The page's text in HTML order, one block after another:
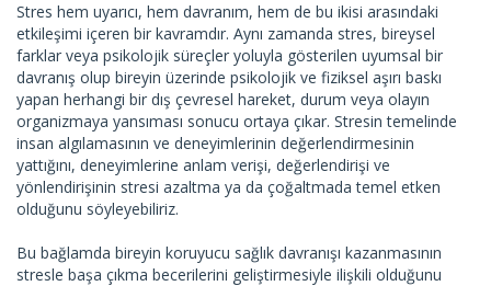
Stres hem uyarıcı, hem davranım, hem de bu ikisi arasındaki
etkileşimi içeren bir kavramdır. Aynı zamanda stres, bireysel
farklar veya psikolojik süreçler yoluyla gösterilen uyumsal bir
davranış olup bireyin üzerinde psikolojik ve fiziksel aşırı baskı
yapan herhangi bir dış çevresel hareket, durum veya olayın
organizmaya yansıması sonucu ortaya çıkar. Stresin temelinde
insan algılamasının ve deneyimlerinin değerlendirmesinin
yattığını, deneyimlerine anlam verişi, değerlendirişi ve
yönlendirişinin stresi azaltma ya da çoğaltmada temel etken
olduğunu söyleyebiliriz.
Bu bağlamda bireyin koruyucu sağlık davranışı kazanmasının
stresle başa çıkma becerilerini geliştirmesiyle ilişkili olduğunu